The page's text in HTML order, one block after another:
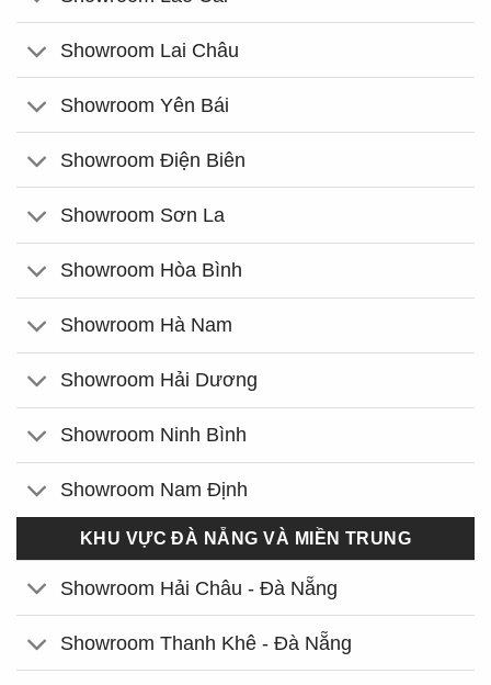
Showroom Lai Châu
Showroom Yên Bái
Showroom Điện Biên
Showroom Sơn La
Showroom Hòa Bình
Showroom Hà Nam
Showroom Hải Dương
Showroom Ninh Bình
Showroom Nam Định
KHU VỰC ĐÀ NẴNG VÀ MIỀN TRUNG
Showroom Hải Châu - Đà Nẵng
Showroom Thanh Khê - Đà Nẵng